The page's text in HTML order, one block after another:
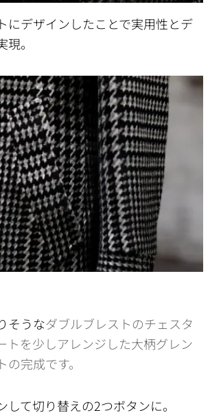
にデザインしたことで実用性とデ
。
そうなダブルブレストのチェスタ
トを少しアレンジした大柄グレン
完成です。
て切り替えの2つボタンに。